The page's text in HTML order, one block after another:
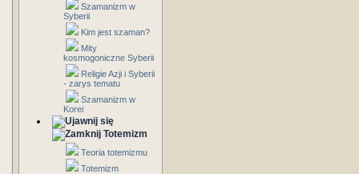
Szamanizm w
Syberii
Kim jest szaman?
Mity
kosmogoniczne Syberii
Religie Azji i Syberii
- zarys tematu
Szamanizm w
Korei
Totemizm
Teoria totemizmu
Totemizm